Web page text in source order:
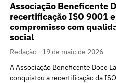
Associação Beneficente
recertificação ISO 9001
compromisso com
social
Redação
19 de maio de 2026
A Associação Beneficente Doce
conquistou a recertificação da